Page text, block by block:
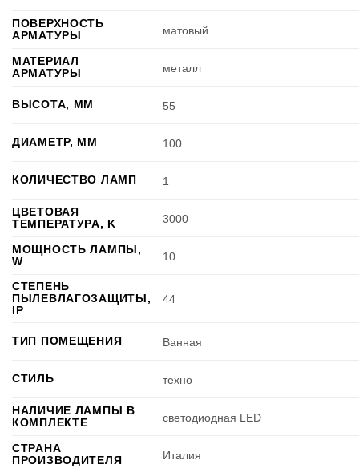
ПОВЕРХНОСТЬ
АРМАТУРЫ
матовый
МАТЕРИАЛ
АРМАТУРЫ
металл
ВЫСОТА, ММ 55
ДИАМЕТР, ММ 100
КОЛИЧЕСТВО ЛАМП 1
ЦВЕТОВАЯ
ТЕМПЕРАТУРА, K
3000
МОЩНОСТЬ ЛАМПЫ,
W
10
СТЕПЕНЬ
ПЫЛЕВЛАГОЗАЩИТЫ,
IP
44
ТИП ПОМЕЩЕНИЯ Ванная
СТИЛЬ техно
НАЛИЧИЕ ЛАМПЫ В
КОМПЛЕКТЕ
светодиодная LED
СТРАНА
ПРОИЗВОДИТЕЛЯ
Италия